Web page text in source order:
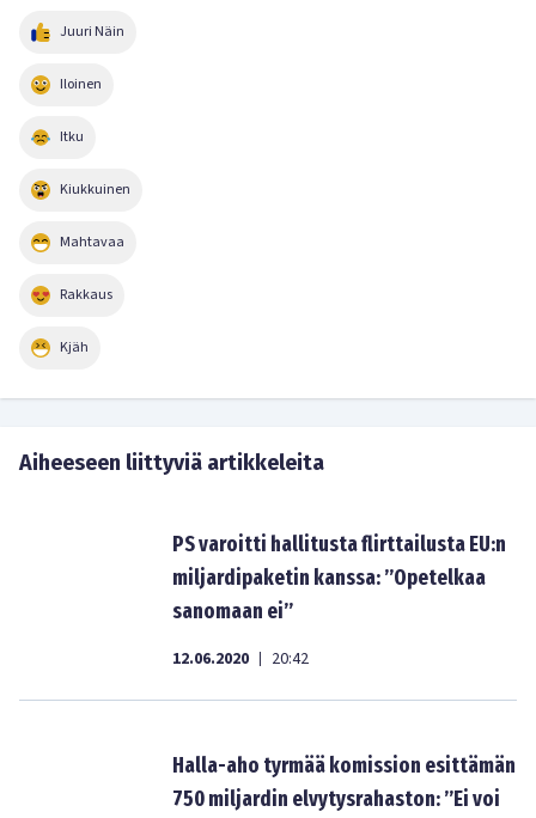
Juuri Näin
Iloinen
Itku
Kiukkuinen
Mahtavaa
Rakkaus
Kjäh
Aiheeseen liittyviä artikkeleita
PS varoitti hallitusta flirttailusta EU:n
miljardipaketin kanssa: ”Opetelkaa
sanomaan ei”
12.06.2020 | 20:42
Halla-aho tyrmää komission esittämän
750 miljardin elvytysrahaston: ”Ei voi